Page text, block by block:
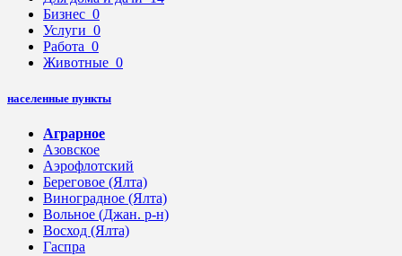
Бизнес 0
Услуги 0
Работа 0
Животные 0
населенные пункты
Аграрное
Азовское
Аэрофлотский
Береговое (Ялта)
Виноградное (Ялта)
Вольное (Джан. р-н)
Восход (Ялта)
Гаспра